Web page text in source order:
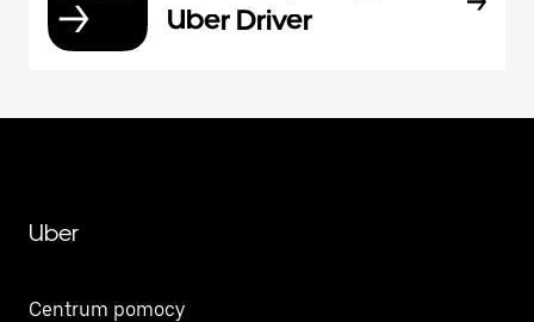
Uber Driver
Uber
Centrum pomocy